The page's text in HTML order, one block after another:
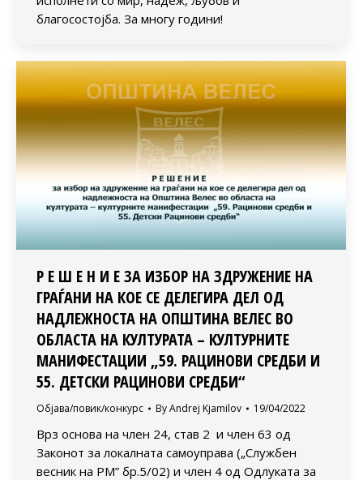
благосостојба. За многу години!
Р Е Ш Е Н И Е ЗА ИЗБОР НА ЗДРУЖЕНИЕ НА
ГРАЃАНИ НА КОЕ СЕ ДЕЛЕГИРА ДЕЛ ОД
НАДЛЕЖНОСТА НА ОПШТИНА ВЕЛЕС ВО
ОБЛАСТА НА КУЛТУРАТА – КУЛТУРНИТЕ
МАНИФЕСТАЦИИ „59. РАЦИНОВИ СРЕДБИ И
55. ДЕТСКИ РАЦИНОВИ СРЕДБИ“
Објава/повик/конкурс ByAndrej Kjamilov 19/04/2022
Врз основа на член 24, став 2 и член 63 од
Законот за локалната самоуправа („Службен
весник на РМ” бр.5/02) и член 4 од Одлуката за